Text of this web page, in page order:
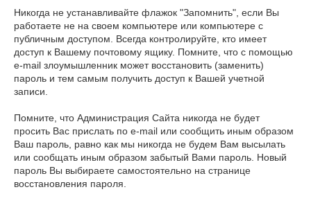
Никогда не устанавливайте флажок "Запомнить", если Вы
работаете не на своем компьютере или компьютере с
публичным доступом. Всегда контролируйте, кто имеет
доступ к Вашему почтовому ящику. Помните, что с помощью
e-mail злоумышленник может восстановить (заменить)
пароль и тем самым получить доступ к Вашей учетной
записи.
Помните, что Администрация Сайта никогда не будет
просить Вас прислать по e-mail или сообщить иным образом
Ваш пароль, равно как мы никогда не будем Вам высылать
или сообщать иным образом забытый Вами пароль. Новый
пароль Вы выбираете самостоятельно на странице
восстановления пароля.